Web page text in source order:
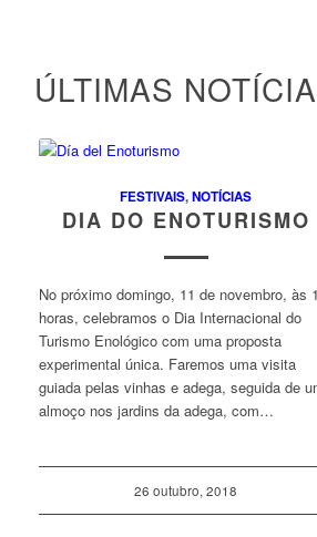
ÚLTIMAS
FESTIVAIS,NOTÍCIAS
DIA DO ENOTURISMO
No próximo domingo, 11 de novembro, às
horas, celebramos o Dia Internacional do
Turismo Enológico com uma proposta
experimental única. Faremos uma visita
guiada pelas vinhas e adega, seguida de
almoço nos jardins da adega, com…
26 outubro, 2018